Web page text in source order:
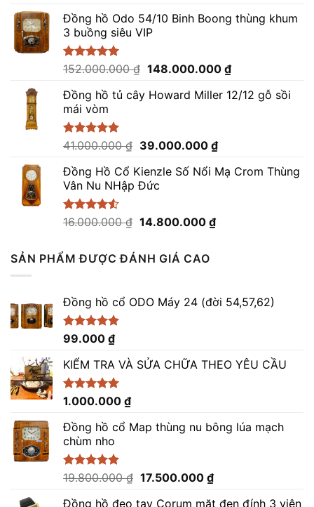
5 sao
là:
82.000.000 ₫.
tại
Đồng hồ Odo 54/10 Binh Boong thùng khum
3 buồng siêu VIP
Được xếp
5 sao
152.000.000₫ Giá
là:
148.000.000 ₫Giá
tại
Đồng hồ tủ cây Howard Miller 12/12 gỗ sồi
mái vòm
Được xếp
5 sao
41.000.000₫ Giá
là:
41.000.000 ₫.
39.000.000 ₫Giá
tại
Đồng Hồ Cổ Kienzle Số Nổi Mạ Crom Thùng
Vân Nu NHập Đức
Được xếp
16.000.000₫ Giá
16.000.000 ₫.
14.800.000 ₫Giá
SẢN PHẨM ĐƯỢC ĐÁNH GIÁ CAO
Đồng hồ cổ ODO Máy 24 (đời 54,57,62)
Được xếp
5.00
5 sao
99.000 ₫
KIỂM TRA VÀ SỬA CHỮA THEO YÊU CẦU
Được xếp
5 sao
1.000.000 ₫
Đồng hồ cổ Map thùng nu bông lúa mạch
chùm nho
Được xếp
5 sao
19.800.000₫ Giá
17.500.000 ₫Giá
Đồng hồ đeo tay Corum mặt đen đính 3 viên